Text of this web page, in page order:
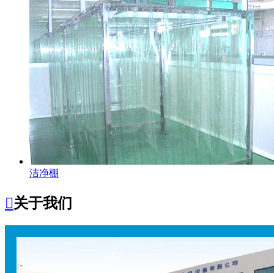
洁净棚
关于我们